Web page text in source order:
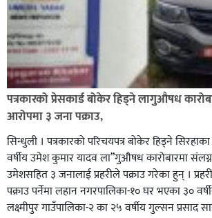
पत्रकारको प्रेसकार्ड बोकेर हिड्ने लागुऔषध
आरोपमा ३ जना पक्राउ,
सिन्धुली । पत्रकारको परिचयपत्र बोकेर हिड्ने
वर्षीय उमेश कुमार यादव ला”गुऔषध कारोबारमा
उमेशसहित ३ जनालाई प्रहरीले पक्राउ गरेका हुन् ।
पक्राउ पर्नेमा लहान नगरपालिका-१० घर भएका ३०
लक्ष्मीपुर गाउँपालिका-२ का २५ वर्षीय गुल्सन प्रसाद